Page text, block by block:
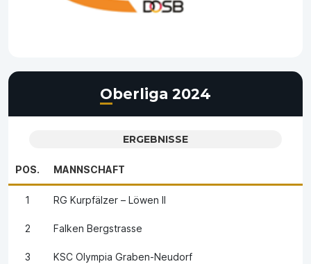
Oberliga 2024
ERGEBNISSE
POS. MANNSCHAFT
1 RG Kurpfälzer – Löwen II
2 Falken Bergstrasse
3 KSC Olympia Graben-Neudorf